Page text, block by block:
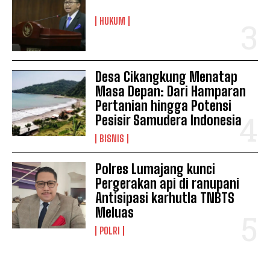
HUKUM
Desa Cikangkung Menatap
Masa Depan: Dari Hamparan
Pertanian hingga Potensi
Pesisir Samudera Indonesia
BISNIS
Polres Lumajang kunci
Pergerakan api di ranupani
Antisipasi karhutla TNBTS
Meluas
POLRI